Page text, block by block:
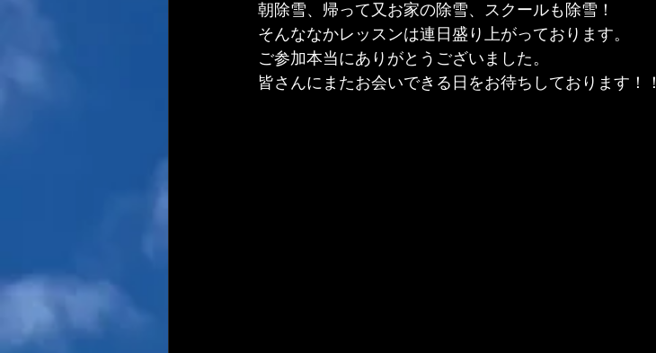
朝除雪、帰って又お家の除雪、スクールも除雪！
そんななかレッスンは連日盛り上がっております。
ご参加本当にありがとうございました。
皆さんにまたお会いできる日をお待ちしております！！